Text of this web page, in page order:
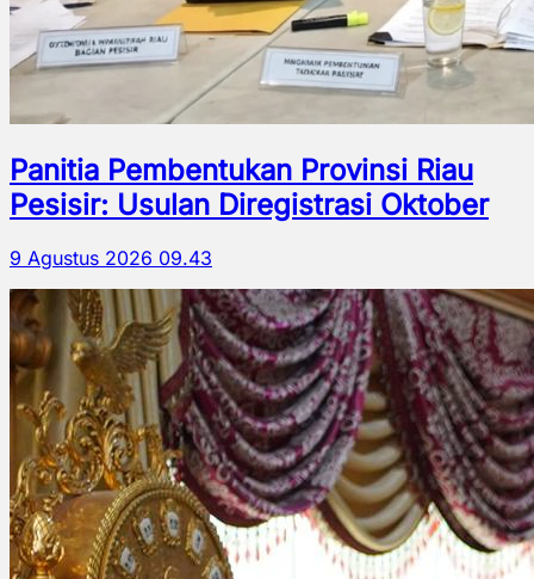
Panitia Pembentukan Provinsi Riau
Pesisir: Usulan Diregistrasi Oktober
9 Agustus 2026 09.43